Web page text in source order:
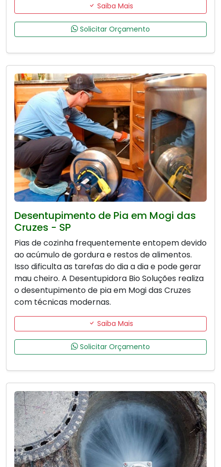
Saiba Mais
Solicitar Orçamento
Desentupimento de Pia em Mogi das
Cruzes - SP
Pias de cozinha frequentemente entopem devido
ao acúmulo de gordura e restos de alimentos.
Isso dificulta as tarefas do dia a dia e pode gerar
mau cheiro. A Desentupidora Bio Soluções realiza
o desentupimento de pia em Mogi das Cruzes
com técnicas modernas.
Saiba Mais
Solicitar Orçamento